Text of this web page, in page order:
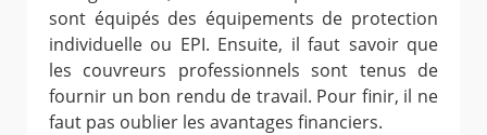
sont équipés des équipements de protection
individuelle ou EPI. Ensuite, il faut savoir que
les couvreurs professionnels sont tenus de
fournir un bon rendu de travail. Pour finir, il ne
faut pas oublier les avantages financiers.